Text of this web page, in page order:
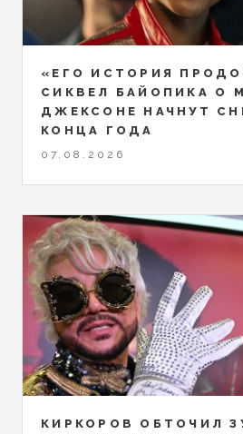
«ЕГО ИСТОРИЯ
СИКВЕЛ БАЙОПИКА О
ДЖЕКСОНЕ НАЧНУТ
КОНЦА ГОДА
07.08.2026
КИРКОРОВ ОБТОЧИЛ